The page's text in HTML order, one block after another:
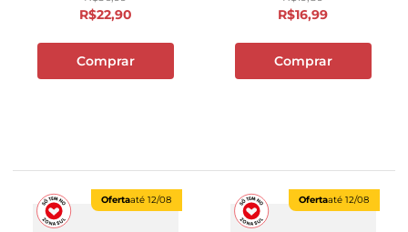
R$22,90
Comprar
R$16,99
Comprar
Ofertaaté 12/08 Ofertaaté 12/08